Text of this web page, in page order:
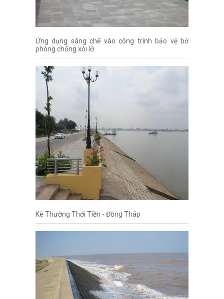
Ứng dụng sáng chế vào công trình bảo vệ bờ
phòng chống xói lở
Kè Thường Thới Tiền - Đồng Tháp